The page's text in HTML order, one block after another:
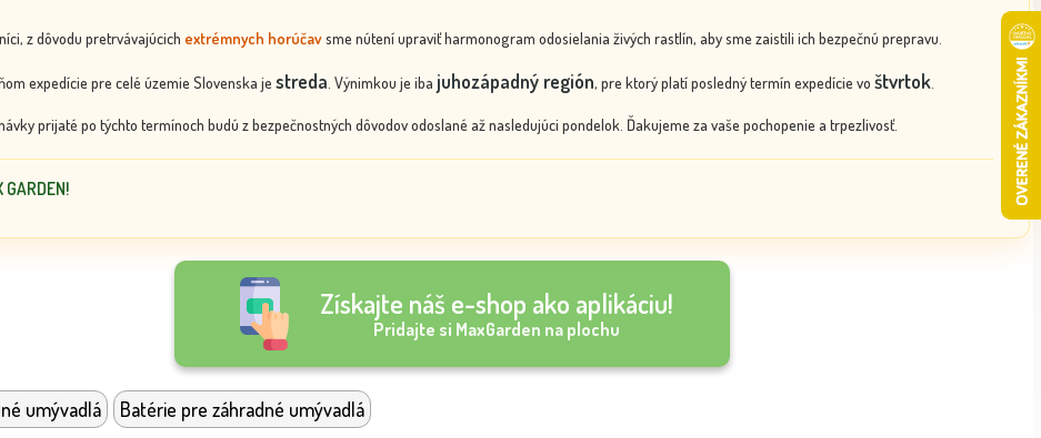
z dôvodu pretrvávajúcich extrémnych horúčavsme nútení upraviť harmonogram odosielania živých rastlín, aby sme zaistili ich bezpečnú prepravu.
expedície pre celé územie Slovenska je streda . Výnimkou je iba juhozápadný región, pre ktorý platí posledný termín expedície vo štvrtok.
prijaté po týchto termínoch budú z bezpečnostných dôvodov odoslané až nasledujúci pondelok. Ďakujeme za vaše pochopenie a trpezlivosť.
Získajte náš e-shop ako aplikáciu!
Pridajte si MaxGarden na plochu
umývadlá Batérie pre záhradné umývadlá